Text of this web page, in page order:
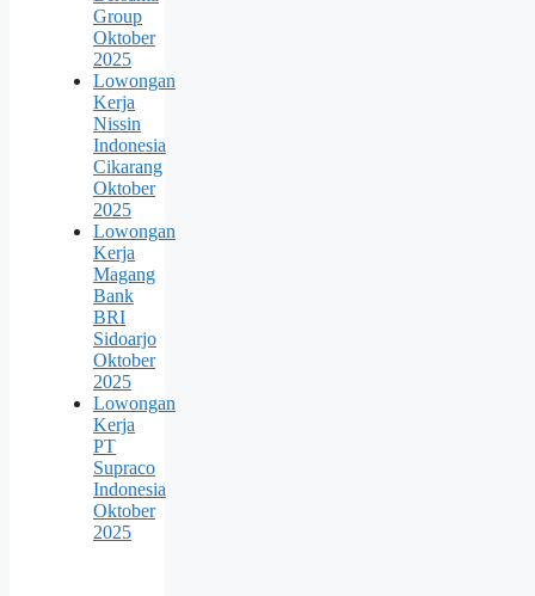
Group
Oktober
2025
Lowongan
Kerja
Nissin
Indonesia
Cikarang
Oktober
2025
Lowongan
Kerja
Magang
Bank
BRI
Sidoarjo
Oktober
2025
Lowongan
Kerja
PT
Supraco
Indonesia
Oktober
2025